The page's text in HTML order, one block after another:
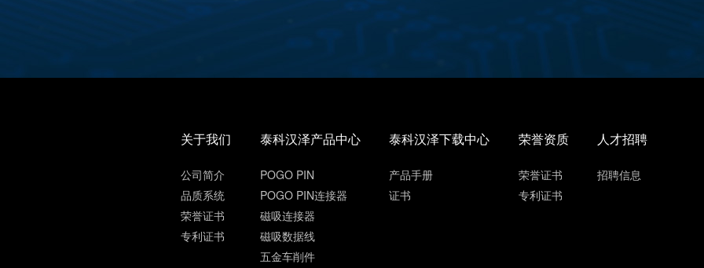
关于我们
公司简介
品质系统
荣誉证书
专利证书
泰科汉泽产品中心
POGO PIN
POGO PIN连接器
磁吸连接器
磁吸数据线
五金车削件
泰科汉泽下载中心
产品手册
证书
荣誉资质
荣誉证书
专利证书
人才招聘
招聘信息